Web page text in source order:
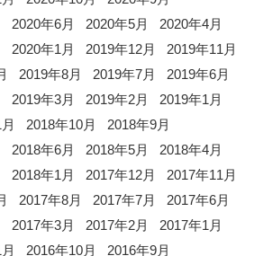
2020年6月 2020年5月
2020年4月
2020年1月 2019年12月
2019年11月
2019年8月 2019年7月
2019年6月
2019年3月 2019年2月
2019年1月
2018年10月
2018年9月
2018年6月 2018年5月
2018年4月
2018年1月 2017年12月
2017年11月
2017年8月 2017年7月
2017年6月
2017年3月 2017年2月
2017年1月
2016年10月
2016年9月